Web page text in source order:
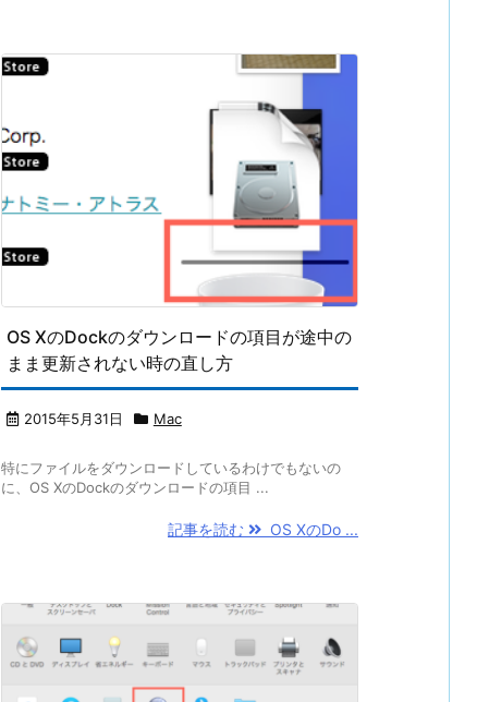
OS XのDockのダウンロードの項目が途中の
まま更新されない時の直し方
2015年5月31日 Mac
特にファイルをダウンロードしているわけでもないの
に、OS XのDockのダウンロードの項目 ...
記事を読む OS XのDo ...